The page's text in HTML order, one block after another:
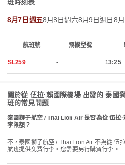
班時刻表
8月7日週五8月8日週六8月9日週日 8
航班號 飛機型號
SL259 - 13:25
關於從 伍拉·賴國際機場 出發的 泰
班的常見問題
泰國獅子航空 / Thai Lion Air 是否為從 伍拉
李限額？
不，泰國獅子航空 / Thai Lion Air 不為從 伍拉·賴國際機場 出發的 國內 & 國際
航班提供免費行李。您需要另行購買行李。